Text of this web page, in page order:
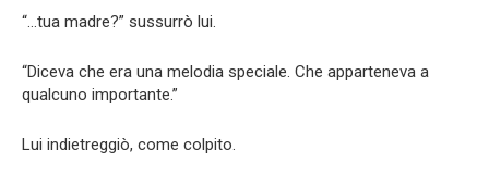
“…tua madre?” sussurrò lui.
“Diceva che era una melodia speciale. Che apparteneva a
qualcuno importante.”
Lui indietreggiò, come colpito.